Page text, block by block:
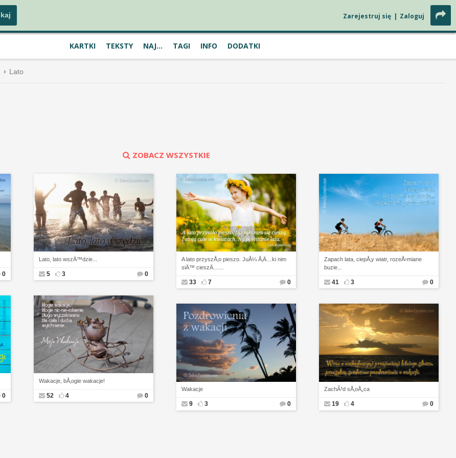
Zarejestruj się | Zaloguj
KARTKI TEKSTY NAJ... TAGI INFO DODATKI
Lato
ZOBACZ WSZYSTKIE
0
Lato, lato wszÄ™dzie...
5 3 0
A lato przyszÅ‚o pieszo. JuÅ¼ Å‚Ä…ki nim
siÄ™ cieszÄ…...
33 7 0
Zapach lata, ciepÅ‚y wiatr, rozeÅ›miane
buzie...
41 3 0
0
Wakacje, bÅ‚ogie wakacje!
52 4 0
Wakacje
9 3 0
ZachÃ³d sÅ‚oÅ„ca
19 4 0